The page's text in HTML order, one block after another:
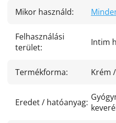
Mikor használd:
Felhasználási
terület: Intim
Termékforma: Krém
Eredet / hatóanyag: